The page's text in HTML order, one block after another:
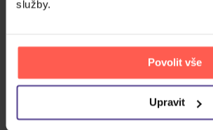
služby.
Povolit vše
Upravit
ZOBRAZIT VŠECHNY